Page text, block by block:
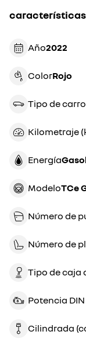
características
Año 2022
Color rojo
Tipo de
Kilometraje
Energía
Modelo TCe
Número de
Número de
Tipo de caja
Potencia
Cilindrada